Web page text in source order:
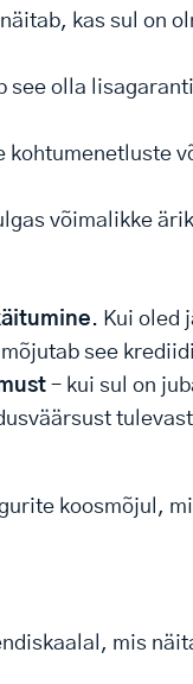
kas sul on
see olla
kohtumenetluste
võimalikke
. Kui oled
see
– kui sul on
koosmõjul,
mis